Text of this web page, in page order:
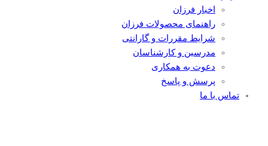
اخبار فرزان
راهنمای محصولات فرزان
شرایط مقررات و گارانتی
مدرسین و کارشناسان
دعوت به همکاری
پرسش و پاسخ
تماس با ما